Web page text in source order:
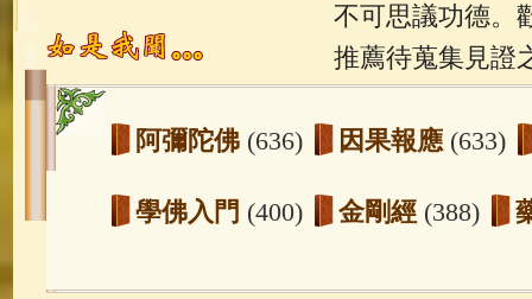
不可思議功德。
推薦待蒐集見證
阿彌陀佛 (636) 因果報應 (633)
學佛入門 (400) 金剛經 (388)
玉曆寶鈔(236) 地藏經(225)